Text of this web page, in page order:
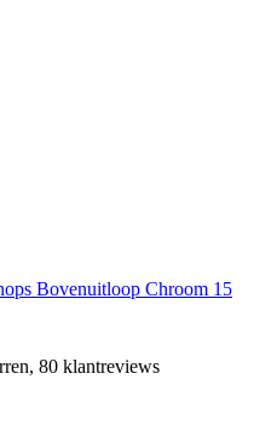
Bovenuitloop Chroom 15
80 klantreviews